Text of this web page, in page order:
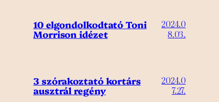
10 elgondolkodtató Toni
Morrison idézet
2024.0
8.03.
3 szórakoztató kortárs
ausztrál regény
2024.0
7.27.